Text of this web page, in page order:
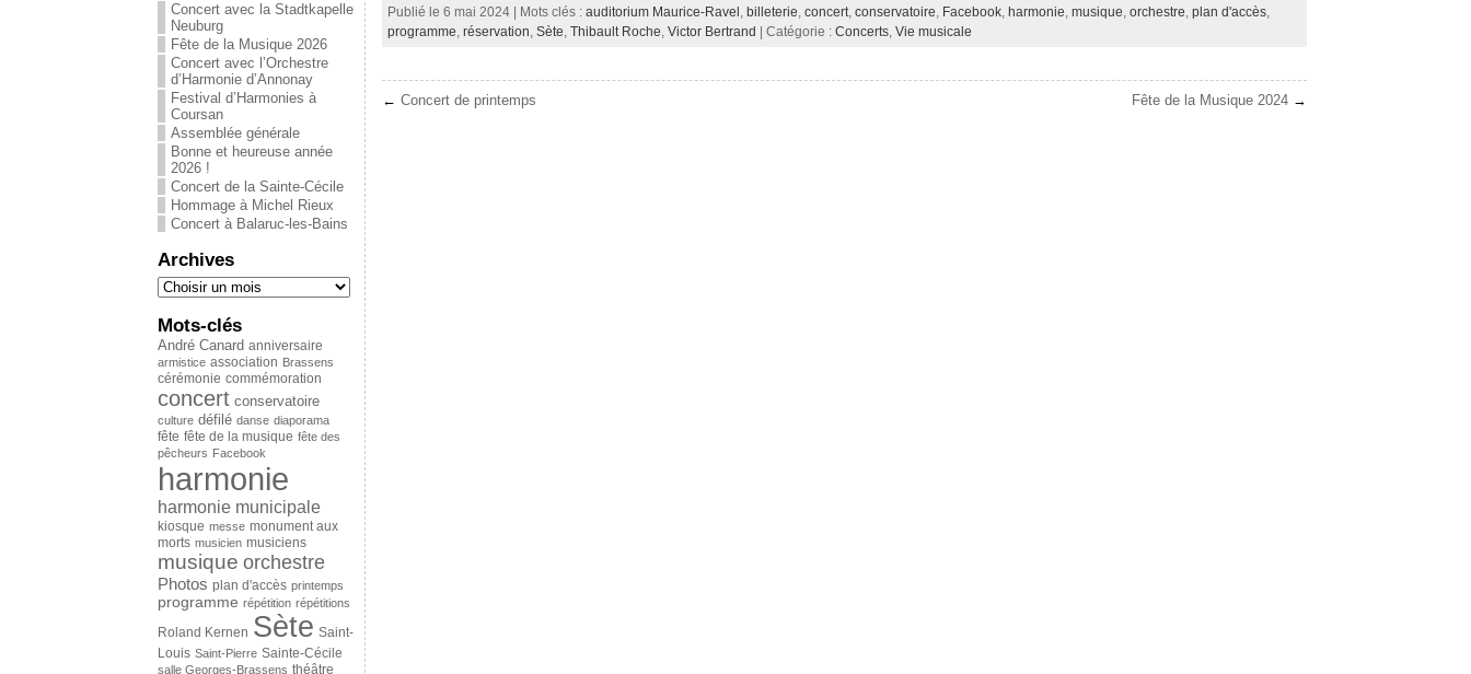
Concert avec la Stadtkapelle
Neuburg
Fête de la Musique 2026
Concert avec l’Orchestre
d’Harmonie d’Annonay
Festival d’Harmonies à
Coursan
Assemblée générale
Bonne et heureuse année
2026 !
Concert de la Sainte-Cécile
Hommage à Michel Rieux
Concert à Balaruc-les-Bains
Archives
Mots-clés
André Canard anniversaire
armistice association Brassens
cérémonie commémoration
concert conservatoire
culture défilé danse diaporama
fête fête de la musique fête des
pêcheurs Facebook
harmonie
harmonie municipale
kiosque messe monument aux
morts musicien musiciens
musique orchestre
Photos plan d'accès printemps
programme répétition répétitions
Roland Kernen Sète Saint-
Louis Saint-Pierre Sainte-Cécile
salle Georges-Brassens théâtre
Publié le 6 mai 2024 | Mots clés :auditorium Maurice-Ravel , billeterie,concert,conservatoire, Facebook, harmonie,musique,orchestre,plan d'accès,
programme,réservation,Sète, Thibault Roche,Victor Bertrand | Catégorie :Concerts,Vie musicale
←Concert de printemps Fête de la Musique 2024 →